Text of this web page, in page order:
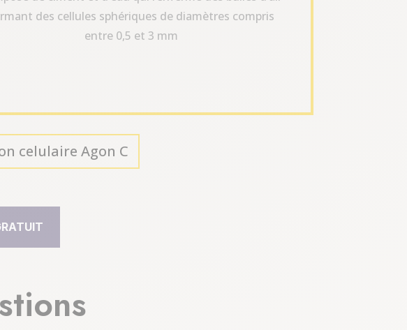
des cellules sphériques de diamètres compris
entre 0,5 et 3 mm
celulaire Agon C